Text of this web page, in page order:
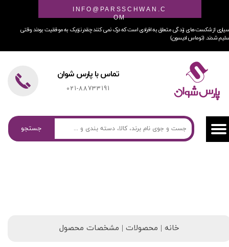
جستجو
تماس با پارس شوان
021-88733191
از شکست های زندگی متعلق به افرادی است که درک نمی کنند چقدر نزدیک به موفقیت بودند وقتی
شدند. (توماس ادیسون)
INFO@PARSSCHWAN.C
OM
خانه | محصولات | مشخصات محصول